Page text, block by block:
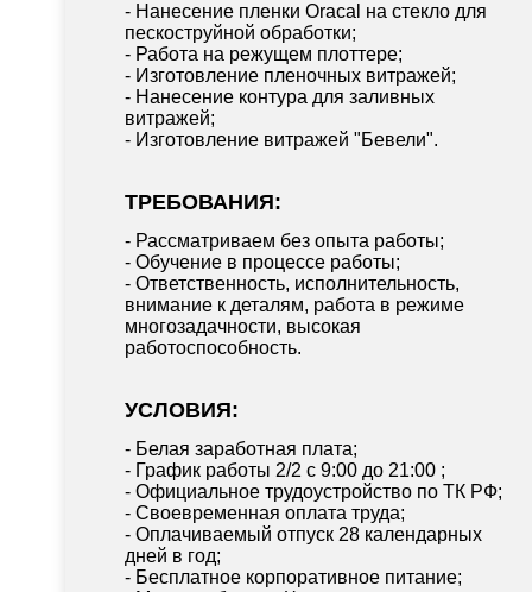
- Нанесение пленки Oracal на стекло для
пескоструйной обработки;
- Работа на режущем плоттере;
- Изготовление пленочных витражей;
- Нанесение контура для заливных
витражей;
- Изготовление витражей "Бевели".
ТРЕБОВАНИЯ:
- Рассматриваем без опыта работы;
- Обучение в процессе работы;
- Ответственность, исполнительность,
внимание к деталям, работа в режиме
многозадачности, высокая
работоспособность.
УСЛОВИЯ:
- Белая заработная плата;
- График работы 2/2 с 9:00 до 21:00 ;
- Официальное трудоустройство по ТК РФ;
- Своевременная оплата труда;
- Оплачиваемый отпуск 28 календарных
дней в год;
- Бесплатное корпоративное питание;